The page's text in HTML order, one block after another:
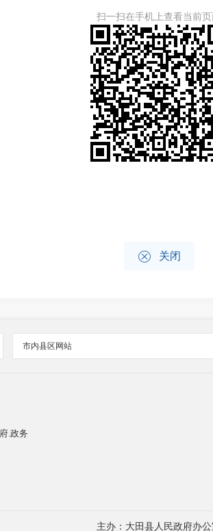
扫一扫在手机上查看当前页
 关闭
市内县区网站
.政务
主办：大田县人民政府办公